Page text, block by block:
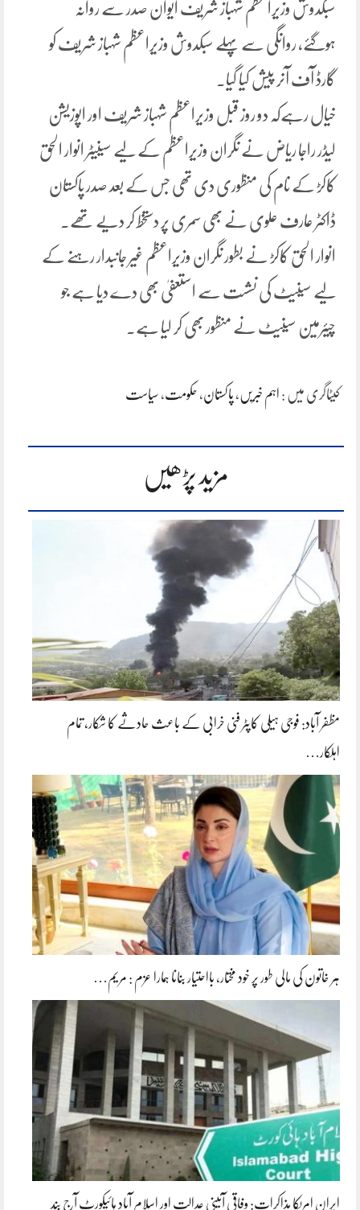
سبکدوش وزیراعظم شہباز شریف ایوان صدر سے روانہ
ہوگئے، روانگی سے پہلے سبکدوش وزیراعظم شہباز شریف کو
گارڈ آف آنر پیش کیا گیا۔
خیال رہےکہ دو روز قبل وزیراعظم شہباز شریف اور اپوزیشن
لیڈر راجا ریاض نے نگران وزیراعظم کے لیے سینیٹر انوار الحق
کاکڑ کے نام کی منظوری دی تھی جس کے بعد صدر پاکستان
ڈاکٹر عارف علوی نے بھی سمری پر دستخط کر دیے تھے۔
انوار الحق کاکڑ نے بطور نگران وزیراعظم غیر جانبدار رہنے کے
لیے سینیٹ کی نشست سے استعفیٰ بھی دے دیا ہے جو
چیئرمین سینیٹ نے منظور بھی کر لیا ہے۔
کیٹاگری میں : اہم خبریں، پاکستان، حکومت، سیاست
مزید پڑھیں
مظفر آباد: فوجی ہیلی کاپٹر فنی خرابی کے باعث حادثے کا شکار، تمام
اہلکار…
ہر خاتون کی مالی طور پر خود مختار، بااحتیار بنانا ہمارا عزم : مریم…
ایران امریکا مذاکرات: وفاقی آئینی عدالت اور اسلام آباد ہائیکورٹ آج بند